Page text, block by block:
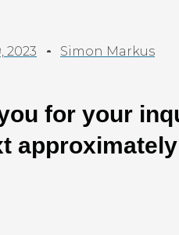
2023 Simon Markus
for your